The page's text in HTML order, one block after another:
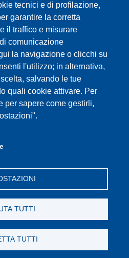
tecnici e di profilazione,
garantire la corretta
il traffico e misurare
comunicazione
la navigazione o clicchi su
l'utilizzo; in alternativa,
salvando le tue
quali cookie attivare. Per
per sapere come gestirli,
TUTTI
TUTTI
Atti Processuali:
4, 41121 Modena, Tel. 059
A. Allegri 9, 42121 Reggio
0522 523045